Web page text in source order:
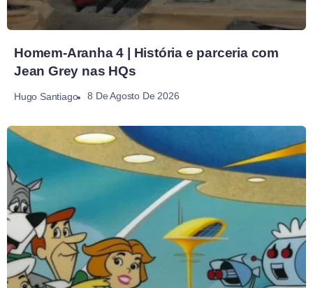
Homem-Aranha 4 | História e parceria com
Jean Grey nas HQs
Hugo Santiago 8 De Agosto De 2026